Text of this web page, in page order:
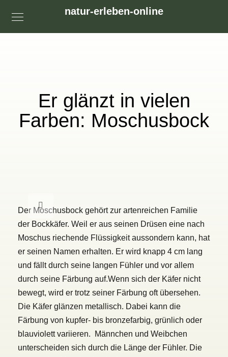
natur-erleben-online
Er glänzt in vielen
Farben: Moschusbock
Der Moschusbock gehört zur artenreichen Familie
der Bockkäfer. Weil er aus seinen Drüsen eine nach
Moschus riechende Flüssigkeit aussondern kann, hat
er seinen Namen erhalten. Er wird knapp 4 cm lang
und fällt durch seine langen Fühler und vor allem
durch seine Färbung auf.Wenn sich der Käfer nicht
bewegt, wird er trotz seiner Färbung oft übersehen.
Die Käfer glänzen metallisch. Dabei kann die
Färbung von kupfer- bis bronzefarbig, grünlich oder
blauviolett variieren. Männchen und Weibchen
unterscheiden sich durch die Länge der Fühler. Die